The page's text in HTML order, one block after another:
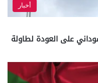
أخبار
على العودة لطاولة